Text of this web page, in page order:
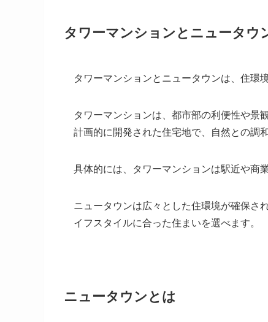
タワーマンションとニュータウ
タワーマンションとニュータウンは、住環
タワーマンションは、都市部の利便性や景
計画的に開発された住宅地で、自然との調
具体的には、タワーマンションは駅近や商
ニュータウンは広々とした住環境が確保さ
イフスタイルに合った住まいを選べます。
ニュータウンとは